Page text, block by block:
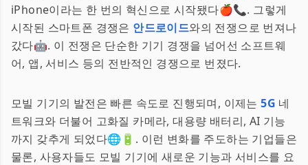
iPhone이라는 한 번의 혁신으로 시작됐다🍎📞. 그렇게
시작된 스마트폰 경쟁은 안드로이드와의 전쟁으로 번져나
갔다🤖. 이 전쟁은 단순한 기기 경쟁을 넘어선 소프트웨
어, 앱, 서비스 등의 전반적인 경쟁으로 번졌다.
모빌 기기의 발전은 빠른 속도로 진행되며, 이제는5G 네
트워크와 더불어 고화질 카메라, 대용량 배터리, AI 기능
까지 갖추게 되었다🌐🔋. 이런 변화를 주도하는 기업들은
물론, 사용자들도 모빌 기기에 새로운 기능과 서비스를 요